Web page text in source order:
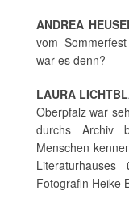
ANDREA
vom
war es denn?
LAURA
Oberpfalz war
durchs Archiv
Menschen
Literaturhauses
Fotografin Heike